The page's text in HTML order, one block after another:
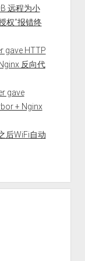
远程为小
权”报错终
gave HTTP
反向代
gave
+ Nginx
后WiFi自动